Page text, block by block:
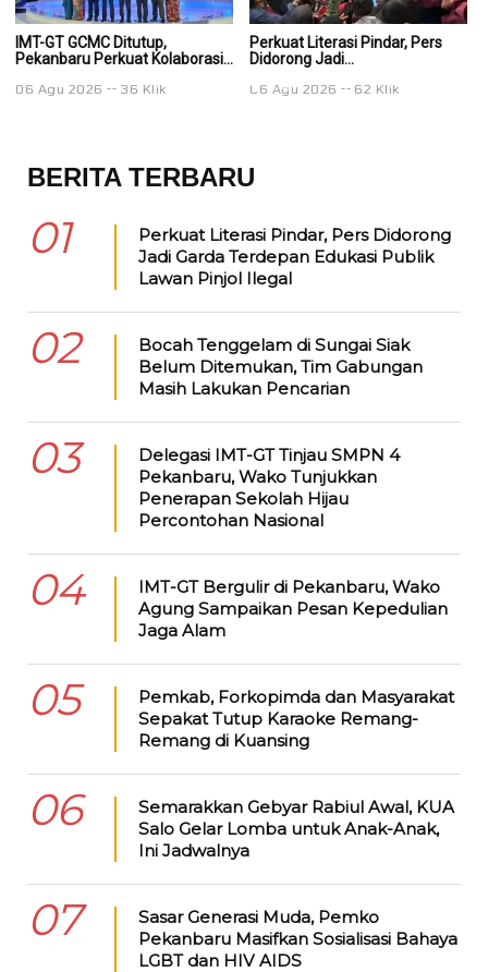
IMT-GT GCMC Ditutup,
Pekanbaru Perkuat Kolaborasi...
06 Agu 2026 36 Klik
Perkuat Literasi Pindar, Pers
Didorong Jadi...
06 Agu 2026 62 Klik
BERITA TERBARU
01
Perkuat Literasi Pindar, Pers Didorong
Jadi Garda Terdepan Edukasi Publik
Lawan Pinjol Ilegal
02
Bocah Tenggelam di Sungai Siak
Belum Ditemukan, Tim Gabungan
Masih Lakukan Pencarian
03
Delegasi IMT-GT Tinjau SMPN 4
Pekanbaru, Wako Tunjukkan
Penerapan Sekolah Hijau
Percontohan Nasional
04
IMT-GT Bergulir di Pekanbaru, Wako
Agung Sampaikan Pesan Kepedulian
Jaga Alam
05
Pemkab, Forkopimda dan Masyarakat
Sepakat Tutup Karaoke Remang-
Remang di Kuansing
06
Semarakkan Gebyar Rabiul Awal, KUA
Salo Gelar Lomba untuk Anak-Anak,
Ini Jadwalnya
07
Sasar Generasi Muda, Pemko
Pekanbaru Masifkan Sosialisasi Bahaya
LGBT dan HIV AIDS